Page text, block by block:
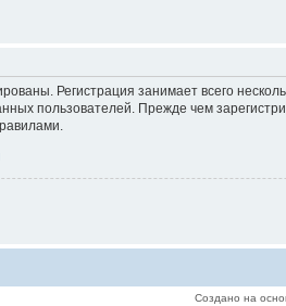
Регистрация занимает всего
пользователей. Прежде чем
Создано на